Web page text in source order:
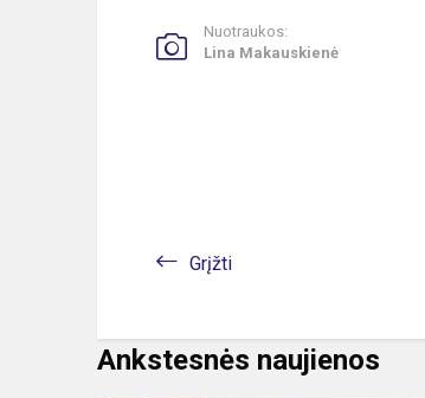
Nuotraukos:
Lina Makauskienė
Grįžti
Ankstesnės naujienos